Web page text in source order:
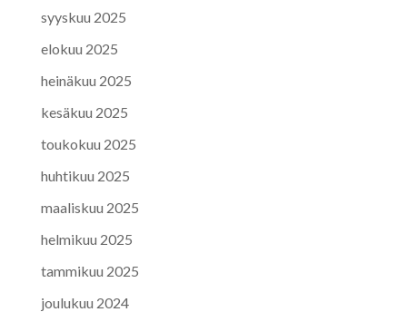
syyskuu 2025
elokuu 2025
heinäkuu 2025
kesäkuu 2025
toukokuu 2025
huhtikuu 2025
maaliskuu 2025
helmikuu 2025
tammikuu 2025
joulukuu 2024